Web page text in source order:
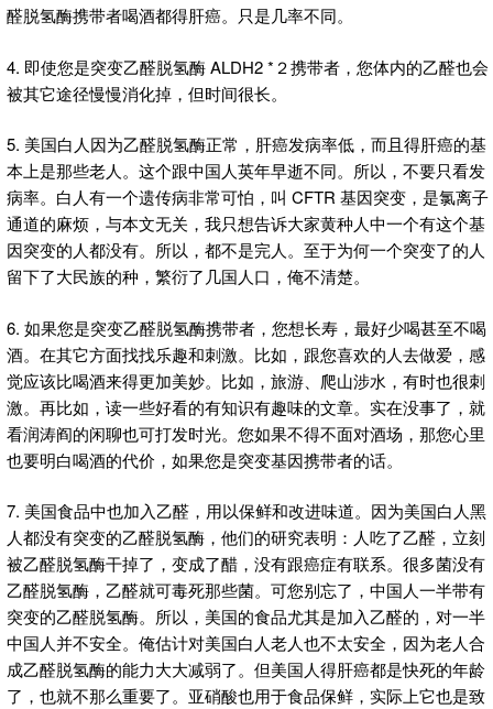
醛脱氢酶携带者喝酒都得肝癌。只是几率不同。
4. 即使您是突变乙醛脱氢酶 ALDH2 *２携带者，您体内的乙醛也会
被其它途径慢慢消化掉，但时间很长。
5. 美国白人因为乙醛脱氢酶正常，肝癌发病率低，而且得肝癌的基
本上是那些老人。这个跟中国人英年早逝不同。所以，不要只看发
病率。白人有一个遗传病非常可怕，叫 CFTR 基因突变，是氯离子
通道的麻烦，与本文无关，我只想告诉大家黄种人中一个有这个基
因突变的人都没有。所以，都不是完人。至于为何一个突变了的人
留下了大民族的种，繁衍了几国人口，俺不清楚。
6. 如果您是突变乙醛脱氢酶携带者，您想长寿，最好少喝甚至不喝
酒。在其它方面找找乐趣和刺激。比如，跟您喜欢的人去做爱，感
觉应该比喝酒来得更加美妙。比如，旅游、爬山涉水，有时也很刺
激。再比如，读一些好看的有知识有趣味的文章。实在没事了，就
看润涛阎的闲聊也可打发时光。您如果不得不面对酒场，那您心里
也要明白喝酒的代价，如果您是突变基因携带者的话。
7. 美国食品中也加入乙醛，用以保鲜和改进味道。因为美国白人黑
人都没有突变的乙醛脱氢酶，他们的研究表明：人吃了乙醛，立刻
被乙醛脱氢酶干掉了，变成了醋，没有跟癌症有联系。很多菌没有
乙醛脱氢酶，乙醛就可毒死那些菌。可您别忘了，中国人一半带有
突变的乙醛脱氢酶。所以，美国的食品尤其是加入乙醛的，对一半
中国人并不安全。俺估计对美国白人老人也不太安全，因为老人合
成乙醛脱氢酶的能力大大减弱了。但美国人得肝癌都是快死的年龄
了，也就不那么重要了。亚硝酸也用于食品保鲜，实际上它也是致